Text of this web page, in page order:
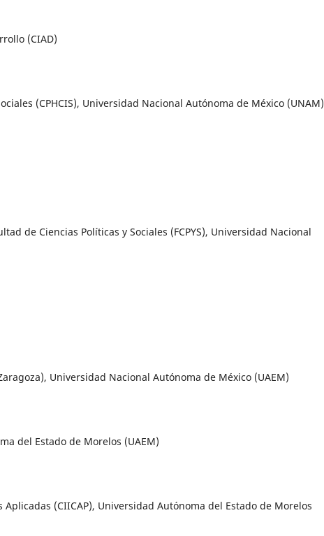
(CIAD)
(CPHCIS), Universidad Nacional Autónoma de México (UNAM)
de Ciencias Políticas y Sociales (FCPYS), Universidad Nacional
Universidad Nacional Autónoma de México (UAEM)
del Estado de Morelos (UAEM)
(CIICAP), Universidad Autónoma del Estado de Morelos